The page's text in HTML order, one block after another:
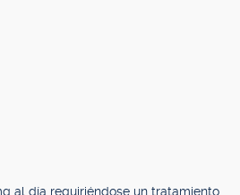
al día requiriéndose un tratamiento